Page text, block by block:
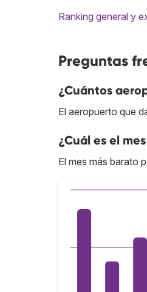
Ranking general y
Preguntas
¿Cuántos
El aeropuerto que
¿Cuál es el
El mes más barato